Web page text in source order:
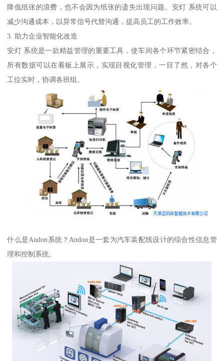
降低纸张的浪费，也不会因为纸张的遗失出现问题。安灯 系统可以
减少沟通成本，以异常信号代替沟通，提高员工的工作效率。
3. 助力企业智能化改造
安灯 系统是一款精益管理的重要工具，使车间各个环节紧密结合，
所有数据可以在看板上展示，实现目视化管理，一目了然，对各个
工位实时，协调各班组。
什么是Andon系统？Andon是一套为汽车装配线设计的综合性信息管
理和控制系统。